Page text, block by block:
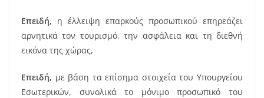
Επειδή, η έλλειψη επαρκούς προσωπικού επηρεάζει
αρνητικά τον τουρισμό, την ασφάλεια και τη διεθνή
εικόνα της χώρας,
Επειδή, με βάση τα επίσημα στοιχεία του Υπουργείου
Εσωτερικών, συνολικά το μόνιμο προσωπικό του